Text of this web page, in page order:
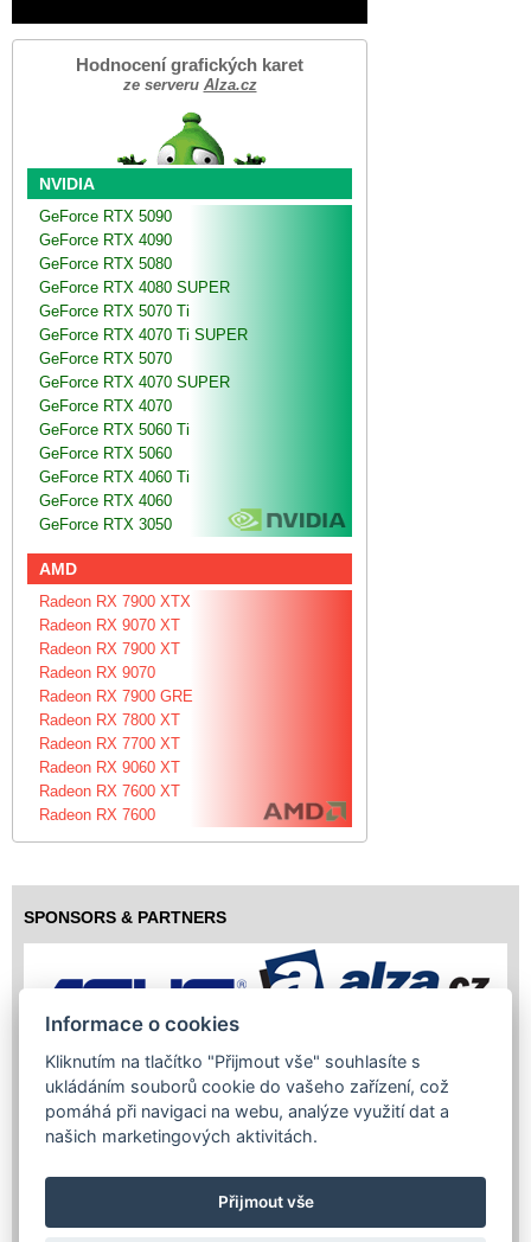
Hodnocení grafických karet
ze serveru Alza.cz
NVIDIA
GeForce RTX 5090
GeForce RTX 4090
GeForce RTX 5080
GeForce RTX 4080 SUPER
GeForce RTX 5070 Ti
GeForce RTX 4070 Ti SUPER
GeForce RTX 5070
GeForce RTX 4070 SUPER
GeForce RTX 4070
GeForce RTX 5060 Ti
GeForce RTX 5060
GeForce RTX 4060 Ti
GeForce RTX 4060
GeForce RTX 3050
AMD
Radeon RX 7900 XTX
Radeon RX 9070 XT
Radeon RX 7900 XT
Radeon RX 9070
Radeon RX 7900 GRE
Radeon RX 7800 XT
Radeon RX 7700 XT
Radeon RX 9060 XT
Radeon RX 7600 XT
Radeon RX 7600
SPONSORS & PARTNERS
Informace o cookies
Kliknutím na tlačítko "Přijmout vše" souhlasíte s
ukládáním souborů cookie do vašeho zařízení, což
pomáhá při navigaci na webu, analýze využití dat a
našich marketingových aktivitách.
Přijmout vše